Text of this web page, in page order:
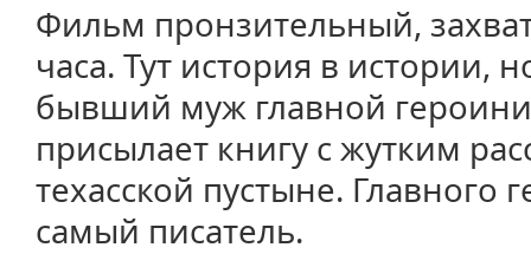
Фильм пронзительный,
часа. Тут история в истории,
бывший муж главной
присылает книгу с жутким
техасской пустыне. Главного
самый писатель.